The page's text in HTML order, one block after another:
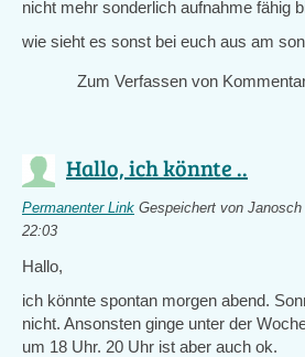
nicht mehr sonderlich aufnahme fähig
wie sieht es sonst bei euch aus am
Zum Verfassen von
Hallo, ich könnte ..
Permanenter Link Gespeichert von Janosch
22:03
Hallo,
ich könnte spontan morgen abend.
nicht. Ansonsten ginge unter der
um 18 Uhr. 20 Uhr ist aber auch ok.